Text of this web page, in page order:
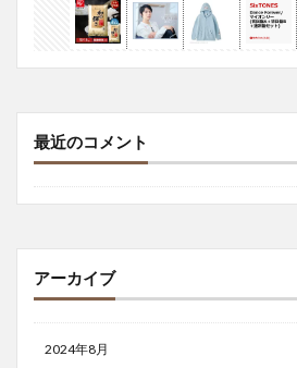
最近のコメント
アーカイブ
2024年8月